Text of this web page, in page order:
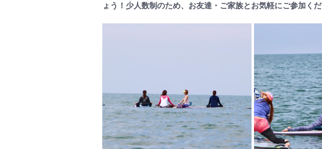
ょう！少人数制のため、お友達・ご家族とお気軽にご参加くだ